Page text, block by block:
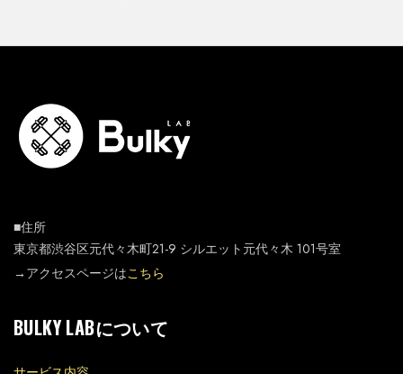
■住所
東京都渋谷区元代々木町21-9 シルエット元代々木 101号室
→アクセスページはこちら
BULKY LABについて